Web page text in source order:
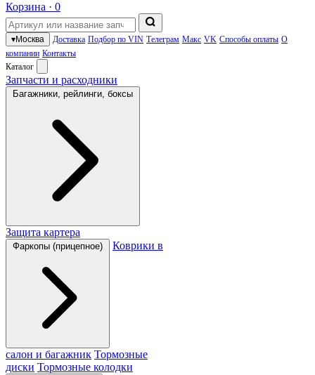
Корзина · 0
▾Москва Доставка Подбор по VIN Телеграм Макс VK Способы оплаты О
компании Контакты
Каталог
Запчасти и расходники
Багажники, рейлинги, боксы
Защита картера
Фаркопы (прицепное) Коврики в
салон и багажник Тормозные
диски Тормозные колодки